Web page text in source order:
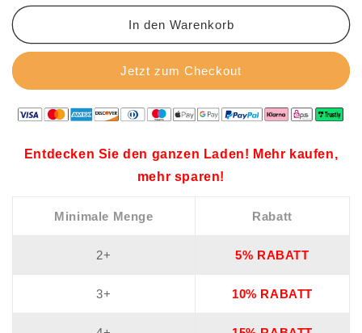
runder
und
Reißverschluss
runder
und
Reißverschluss
In den Warenkorb
Jetzt zum Checkout
Entdecken Sie den ganzen Laden! Mehr kaufen,
mehr sparen!
Minimale Menge Rabatt
2+ 5% RABATT
3+ 10% RABATT